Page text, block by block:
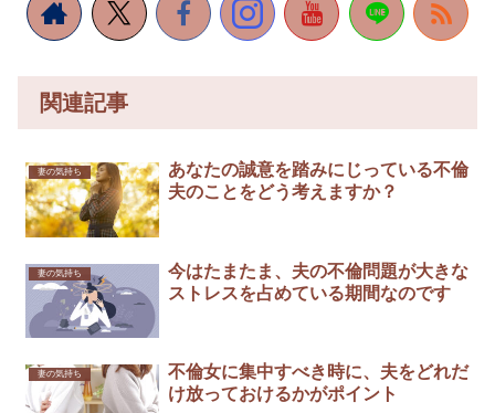
関連記事
妻の気持ち
あなたの誠意を踏みにじっている不倫
夫のことをどう考えますか？
妻の気持ち
今はたまたま、夫の不倫問題が大きな
ストレスを占めている期間なのです
妻の気持ち
不倫女に集中すべき時に、夫をどれだ
け放っておけるかがポイント